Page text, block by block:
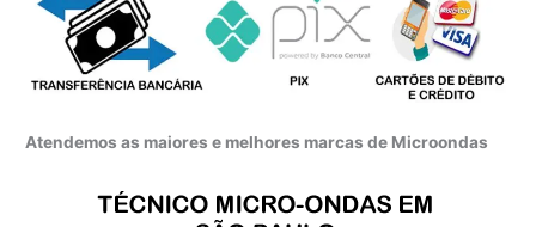
Atendemos as maiores e melhores marcas de Microondas